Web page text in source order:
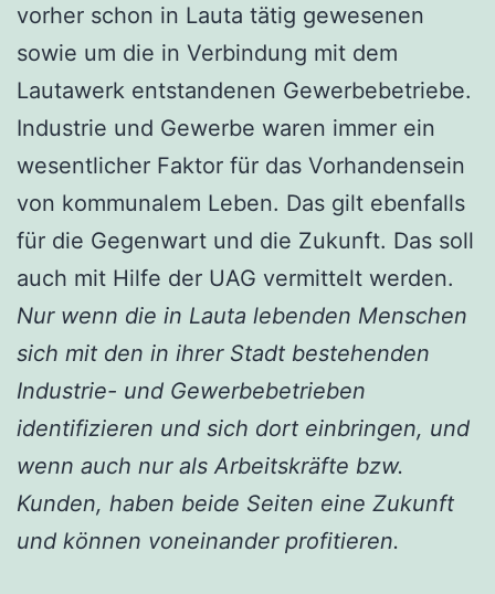
vorher schon in Lauta tätig gewesenen
sowie um die in Verbindung mit dem
Lautawerk entstandenen Gewerbebetriebe.
Industrie und Gewerbe waren immer ein
wesentlicher Faktor für das Vorhandensein
von kommunalem Leben. Das gilt ebenfalls
für die Gegenwart und die Zukunft. Das soll
auch mit Hilfe der UAG vermittelt werden.
Nur wenn die in Lauta lebenden Menschen
sich mit den in ihrer Stadt bestehenden
Industrie- und Gewerbebetrieben
identifizieren und sich dort einbringen, und
wenn auch nur als Arbeitskräfte bzw.
Kunden, haben beide Seiten eine Zukunft
und können voneinander profitieren.